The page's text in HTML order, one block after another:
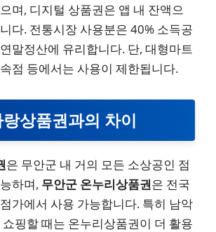
며, 디지털 상품권은 앱 내 잔액으
다. 전통시장 사용분은 40% 소득공
말정산에 유리합니다. 단, 대형마트
속점 등에서는 사용이 제한됩니다.
상품권과의 차이
은 무안군 내 거의 모든 소상공인 점
하며, 무안군 온누리상품권은 전국
가에서 사용 가능합니다. 특히 남악
쇼핑할 때는 온누리상품권이 더 활용